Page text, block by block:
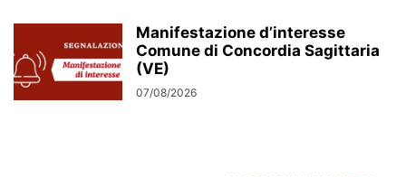
Manifestazione d’interesse
Comune di Concordia Sagittaria
(VE)
07/08/2026